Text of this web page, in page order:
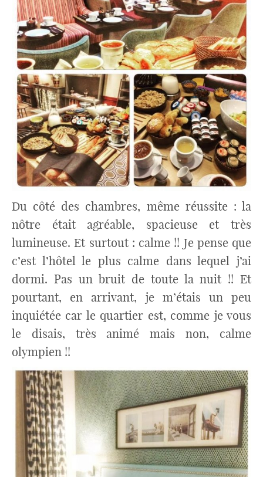
Du côté des chambres, même réussite : la
nôtre était agréable, spacieuse et très
lumineuse. Et surtout : calme !! Je pense que
c’est l’hôtel le plus calme dans lequel j’ai
dormi. Pas un bruit de toute la nuit !! Et
pourtant, en arrivant, je m’étais un peu
inquiétée car le quartier est, comme je vous
le disais, très animé mais non, calme
olympien !!